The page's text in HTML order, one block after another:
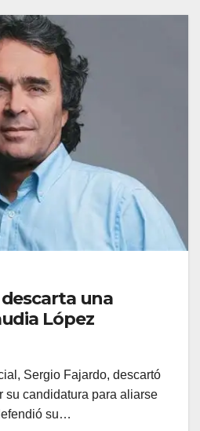
una
López
Sergio Fajardo, descartó
su candidatura para aliarse
su…